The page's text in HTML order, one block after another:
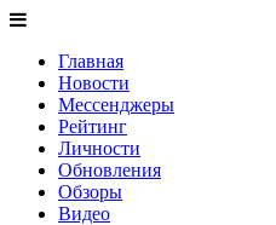
Главная
Новости
Мессенджеры
Рейтинг
Личности
Обновления
Обзоры
Видео